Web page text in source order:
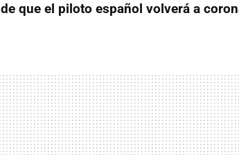
de que el piloto español volverá a